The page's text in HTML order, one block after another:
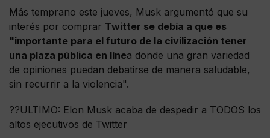
Más temprano este jueves, Musk argumentó que su
interés por comprar Twitter se debía a que es
"importante para el futuro de la civilización tener
una plaza pública en línea donde una gran variedad
de opiniones puedan debatirse de manera saludable,
sin recurrir a la violencia".
??ULTIMO: Elon Musk acaba de despedir a TODOS los
altos ejecutivos de Twitter